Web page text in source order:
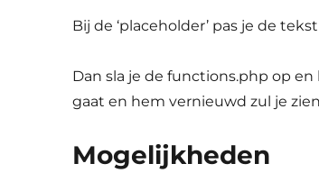
Bij de ‘placeholder’ pas je de
Dan sla je de functions.php op
gaat en hem vernieuwd zul je
Mogelijkheden